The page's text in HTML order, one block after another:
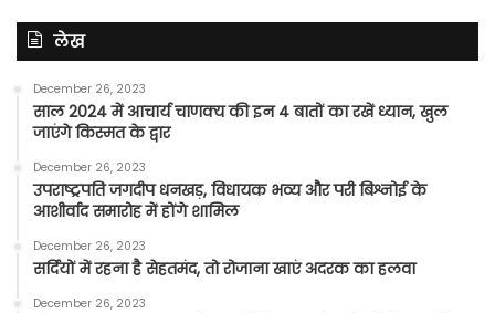
लेख
December 26, 2023
साल 2024 में आचार्य चाणक्य की इन 4 बातों का रखें ध्यान, खुल
जाएंगे किस्मत के द्वार
December 26, 2023
उपराष्ट्रपति जगदीप धनखड़, विधायक भव्य और परी बिश्नोई के
आशीर्वाद समारोह में होंगे शामिल
December 26, 2023
सर्दियों में रहना है सेहतमंद, तो रोजाना खाएं अदरक का हलवा
December 26, 2023